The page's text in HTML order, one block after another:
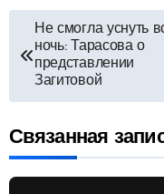
Навигация
по
записям
Не смогла уснуть
ночь: Тарасова о
представлении
Загитовой
Связанная